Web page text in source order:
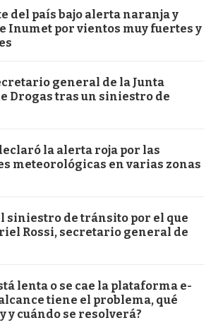
del país bajo alerta naranja y
Inumet por vientos muy fuertes y
general de la Junta
Drogas tras un siniestro de
la alerta roja por las
meteorológicas en varias zonas
siniestro de tránsito por el que
Rossi, secretario general de
lenta o se cae la plataforma e-
alcance tiene el problema, qué
y cuándo se resolverá?